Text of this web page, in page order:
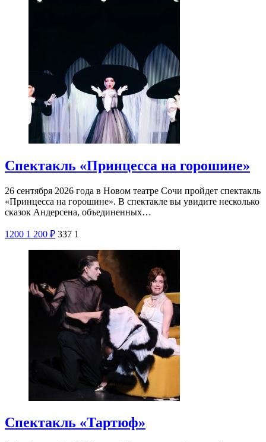
Спектакль «Принцесса на горошине»
26 сентября 2026 года в Новом театре Сочи пройдет спектакль
«Принцесса на горошине». В спектакле вы увидите несколько
сказок Андерсена, объединенных…
1200 1 200 ₽ 337 1
Спектакль «Тартюф»